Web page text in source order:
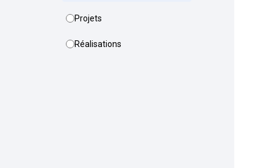
Projets
Réalisations